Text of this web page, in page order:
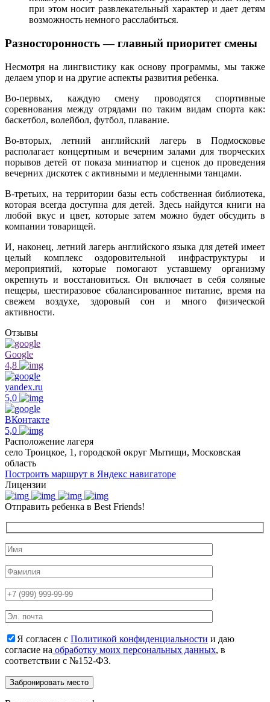
при этом носит развлекательный характер и дает детям
возможность немного расслабиться.
Разносторонность — главный приоритет смены
Несмотря на лингвистику как основу программы, мы также
делаем упор и на другие аспекты развития ребенка.
Во-первых, каждую смену проводятся спортивные
соревнования между отрядами по таким видам спорта как:
баскетбол, волейбол, футбол, плавание.
Во-вторых, летний английский лагерь в Подмосковье
располагает концертным и вечерним залами для творческих
порывов детей от показа миниатюр и сценок до проведения
вечерних дискотек с активными и медленными танцами.
В-третьих, на территории базы есть собственная библиотека,
которая всегда доступна для детей. Здесь найдутся книги на
любой вкус и цвет, которые затем можно будет обсудить в
компании товарищей.
И, наконец, летний лагерь английского языка для детей имеет
целый комплекс оздоровительной инфраструктуры и
мероприятий, которые помогают уставшему организму
окрепнуть и восстановиться. Он включает в себя соляные
пещеры, шестиразовое сбалансированное питание, время на
свежем воздухе, здоровый сон и много физической
активности.
Отзывы
Google
4,8
yandex.ru
5,0
ВКонтакте
5,0
Расположение лагеря
село Троицкое, 1, городской округ Мытищи, Московская
область
Построить маршрут в Яндекс навигаторе
Лицензии
Отправить ребенка в Best Friends!
Я согласен с Политикой конфиденциальности и даю
согласие на обработку моих персональных данных, в
соответствии с №152-ФЗ.